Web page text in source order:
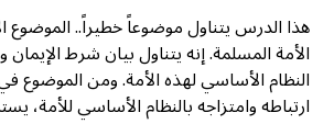
هذا الدرس يتناول موضوعاً خطيراً..
الأمة المسلمة. إنه يتناول بيان شرط
النظام الأساسي لهذه الأمة. ومن الموضوع
ارتباطه وامتزاجه بالنظام الأساسي للأمة،